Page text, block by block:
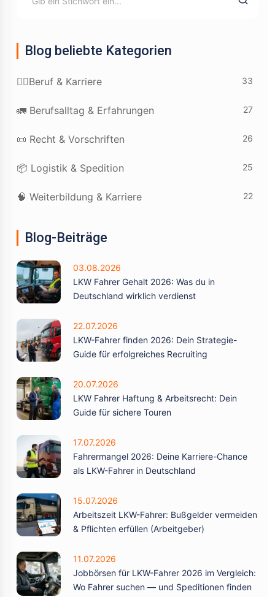
Blog beliebte Kategorien
👷‍♂️Beruf & Karriere 33
🚛 Berufsalltag & Erfahrungen 27
📜 Recht & Vorschriften 26
📦 Logistik & Spedition 25
🧠 Weiterbildung & Karriere 22
Blog-Beiträge
03.08.2026
LKW Fahrer Gehalt 2026: Was du in
Deutschland wirklich verdienst
22.07.2026
LKW-Fahrer finden 2026: Dein Strategie-
Guide für erfolgreiches Recruiting
20.07.2026
LKW Fahrer Haftung & Arbeitsrecht: Dein
Guide für sichere Touren
17.07.2026
Fahrermangel 2026: Deine Karriere-Chance
als LKW-Fahrer in Deutschland
15.07.2026
Arbeitszeit LKW-Fahrer: Bußgelder vermeiden
& Pflichten erfüllen (Arbeitgeber)
11.07.2026
Jobbörsen für LKW-Fahrer 2026 im Vergleich:
Wo Fahrer suchen — und Speditionen finden